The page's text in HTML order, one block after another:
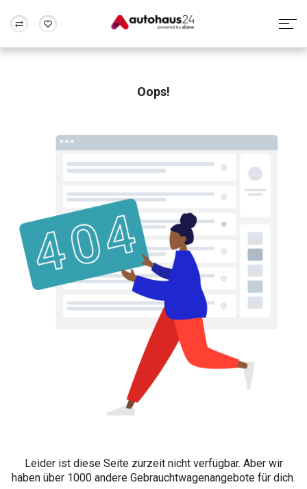
Rund um die Inzahlungnahme
Oops!
Leider ist diese Seite zurzeit nicht verfügbar. Aber wir
haben über 1000 andere Gebrauchtwagenangebote für dich.